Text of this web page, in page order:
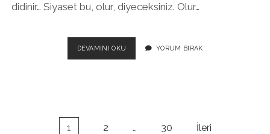
didinir… Siyaset bu, olur, diyeceksiniz. Olur…
DEVAMINI OKU HALKIN
TERCİHİ:
YORUM BIRAK
1 2 … 30 İleri